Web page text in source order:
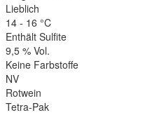
Lieblich
14 - 16 °C
Enthält Sulfite
9,5 % Vol.
Keine Farbstoffe
NV
Rotwein
Tetra-Pak